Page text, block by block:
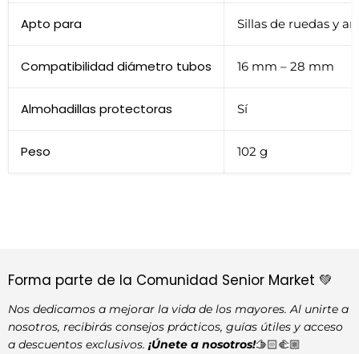
Apto para Sillas de ruedas y
Compatibilidad diámetro tubos 16 mm – 28 mm
Almohadillas protectoras Sí
Peso 102 g
Forma parte de la Comunidad Senior Market 💚
Nos dedicamos a mejorar la vida de los mayores. Al unirte a
nosotros, recibirás consejos prácticos, guías útiles y acceso
a descuentos exclusivos. ¡Únete a nosotros!🫱🏻‍🫲🏼